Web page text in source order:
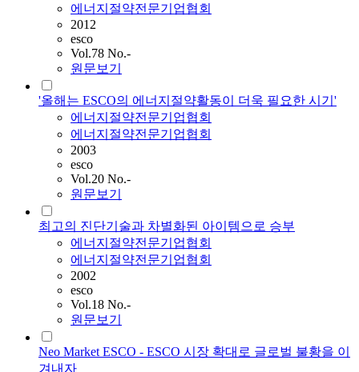
에너지절약전문기업협회
2012
esco
Vol.78 No.-
원문보기
'올해는 ESCO의 에너지절약활동이 더욱 필요한 시기'
에너지절약전문기업협회
에너지절약전문기업협회
2003
esco
Vol.20 No.-
원문보기
최고의 진단기술과 차별화된 아이템으로 승부
에너지절약전문기업협회
에너지절약전문기업협회
2002
esco
Vol.18 No.-
원문보기
Neo Market ESCO - ESCO 시장 확대로 글로벌 불황을 이
겨내자